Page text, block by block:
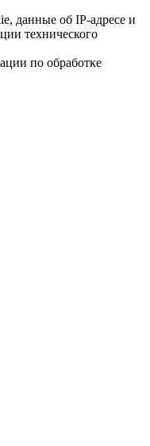
данные об IP-адресе и
технического
по обработке